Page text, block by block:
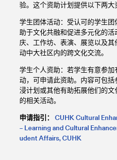
验。这个资助计划提供以下两大
学生团体活动：受认可的学生
助于文化共融和促进多元化的
庆、工作坊、表演、展览以及
动中大社区内的跨文化交流。
学生个人资助：若学生有意参
动，可申请此资助。内容可包
浸计划或其他有助拓展他们的
的相关活动。
申请指引： CUHK Cultural
– Learning and Cultural
udent Affairs, CUHK